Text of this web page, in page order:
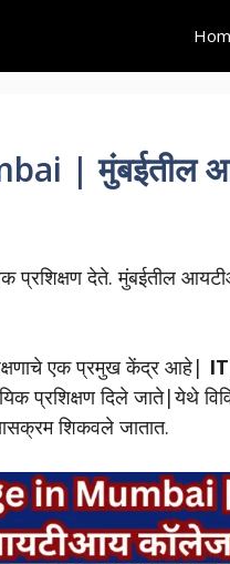
| मुंबईतील
प्रशिक्षण देते. मुंबईतील
एक प्रमुख केंद्र आहे|
प्रशिक्षण दिले जाते|येथे
शिकवले जातात.